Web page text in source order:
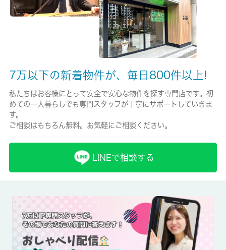
初回保証委託料：家賃総額の５０％最低保証委託料：２０，００
賃貸区分/契約期間
一般/2年
更新事務手数料：１１，０００円○クリーニング代３７，９５０
円（税込）契約時支払※１年未満の退去の場合、賃料の１ヶ月分
の違約金あり
暮らしに便利なコープみらい たまらん坂店(スーパー)がこちらか
7万以下の新着物件が、毎日800件以上!
私たちはお客様にとって安全で安心な物件を探す専門店です。初
めての一人暮らしでも専門スタッフが丁寧にサポートしていきま
す。
ご相談はもちろん無料。お気軽にご相談ください。
LINEで相談する